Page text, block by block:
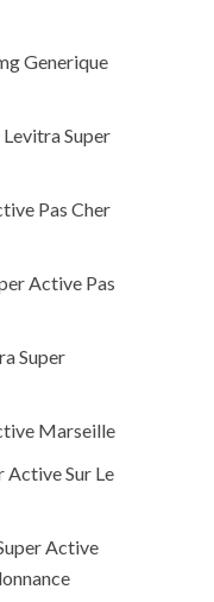
Generique
Super
Pas Cher
Active Pas
Super
Marseille
Active Sur Le
Active